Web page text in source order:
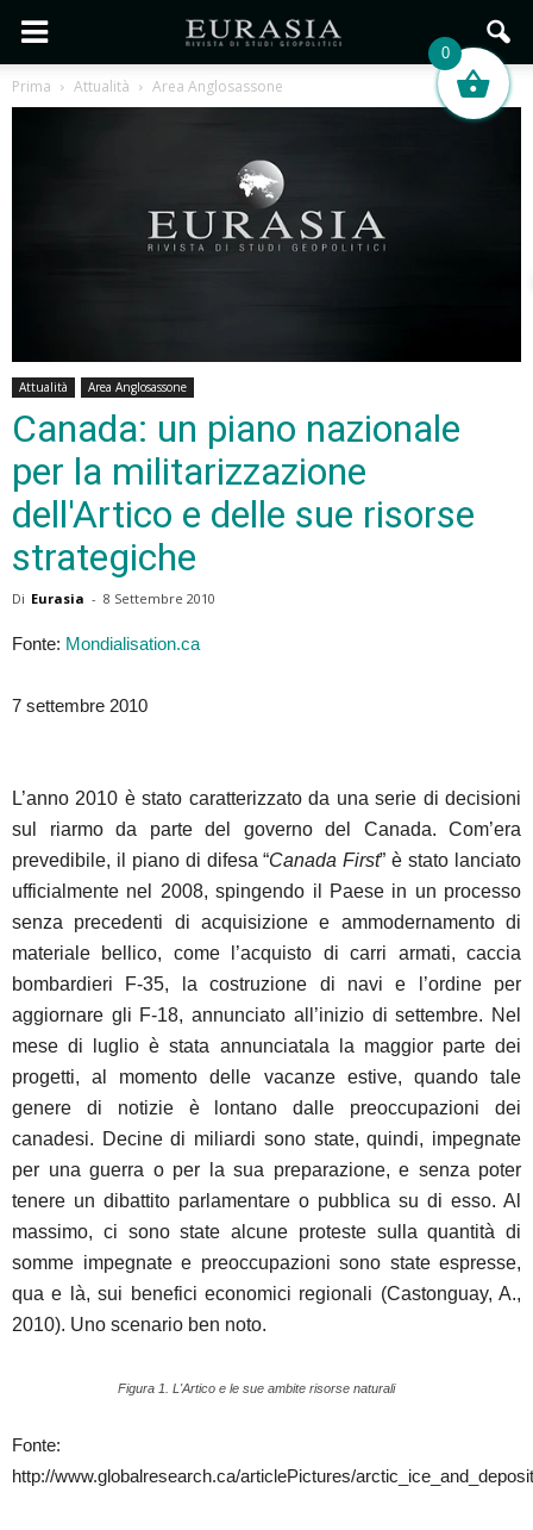
Prima Attualità Area Anglosassone
Attualità Area Anglosassone
Canada: un piano nazionale
per la militarizzazione
dell'Artico e delle sue risorse
strategiche
Di Eurasia - 8 Settembre 2010
Fonte: Mondialisation.ca
7 settembre 2010
L’anno 2010 è stato caratterizzato da una serie di decisioni
sul riarmo da parte del governo del Canada. Com’era
prevedibile, il piano di difesa “Canada First” è stato lanciato
ufficialmente nel 2008, spingendo il Paese in un processo
senza precedenti di acquisizione e ammodernamento di
materiale bellico, come l’acquisto di carri armati, caccia
bombardieri F-35, la costruzione di navi e l’ordine per
aggiornare gli F-18, annunciato all’inizio di settembre. Nel
mese di luglio è stata annunciatala la maggior parte dei
progetti, al momento delle vacanze estive, quando tale
genere di notizie è lontano dalle preoccupazioni dei
canadesi. Decine di miliardi sono state, quindi, impegnate
per una guerra o per la sua preparazione, e senza poter
tenere un dibattito parlamentare o pubblica su di esso. Al
massimo, ci sono state alcune proteste sulla quantità di
somme impegnate e preoccupazioni sono state espresse,
qua e là, sui benefici economici regionali (Castonguay, A.,
2010). Uno scenario ben noto.
Figura 1. L'Artico e le sue ambite risorse naturali
Fonte:
http://www.globalresearch.ca/articlePictures/
0